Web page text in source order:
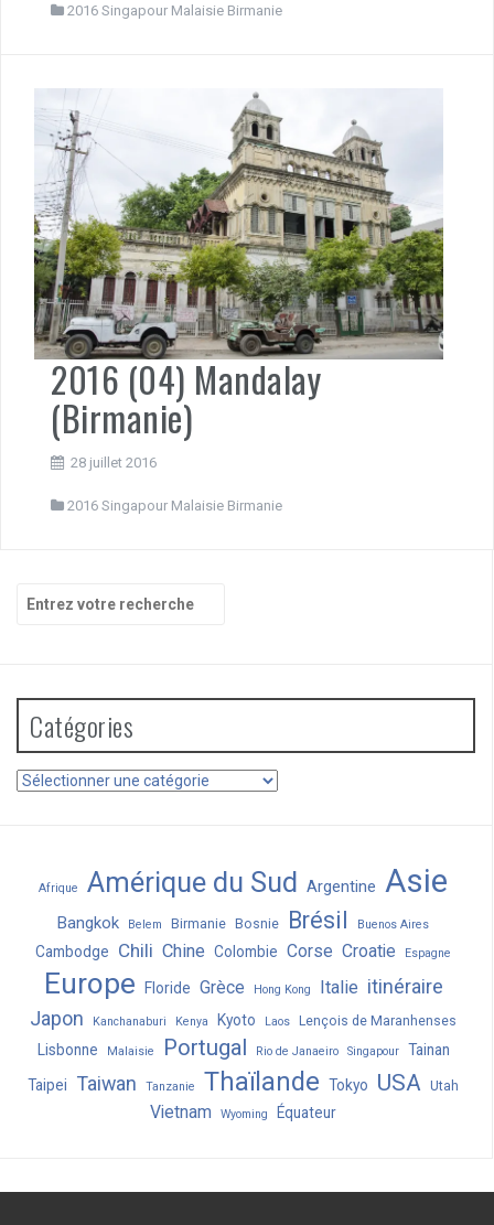
2016 Singapour Malaisie Birmanie
2016 (04) Mandalay
(Birmanie)
28 juillet 2016
2016 Singapour Malaisie Birmanie
pour
Catégories
Catégories
Afrique Amérique du Sud Argentine Asie
Bangkok Belem Birmanie Bosnie Brésil Buenos Aires
Cambodge Chili Chine Colombie Corse Croatie Espagne
Europe Floride Grèce Hong Kong Italie itinéraire
Japon
Kanchanaburi Kenya Kyoto Laos Lençois de Maranhenses
Lisbonne Malaisie Portugal Rio de Janaeiro Singapour
Tainan
Taipei
Taiwan Tanzanie Thaïlande Tokyo USA Utah
Vietnam Wyoming Équateur